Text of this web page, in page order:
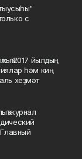
с
2017 йылдың
һәм киң
хеҙмәт
журнал